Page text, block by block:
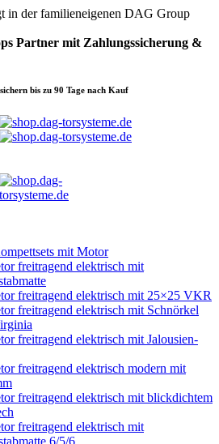
in der familieneigenen DAG Group
Partner mit Zahlungssicherung &
bis zu 90 Tage nach Kauf
mit Motor
freitragend elektrisch mit
freitragend elektrisch mit 25×25 VKR
freitragend elektrisch mit Schnörkel
freitragend elektrisch mit Jalousien-
freitragend elektrisch modern mit
freitragend elektrisch mit blickdichtem
freitragend elektrisch mit
6/5/6